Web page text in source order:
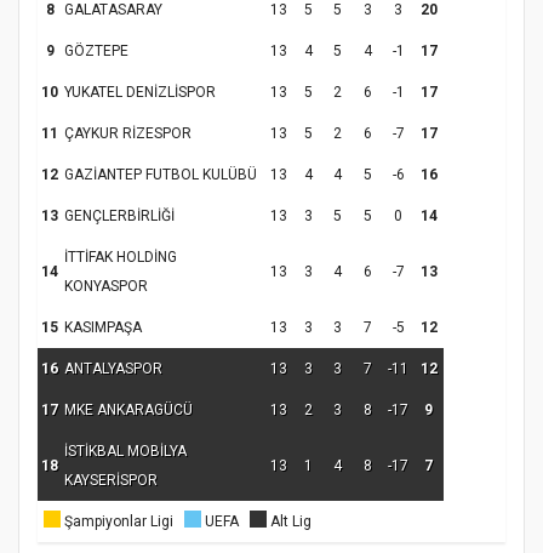
8 GALATASARAY 13 5 5 3 3 20
9 GÖZTEPE 13 4 5 4 -1 17
10 YUKATEL DENİZLİSPOR 13 5 2 6 -1 17
11 ÇAYKUR RİZESPOR 13 5 2 6 -7 17
12 GAZİANTEP FUTBOL KULÜBÜ 13 4 4 5 -6 16
13 GENÇLERBİRLİĞİ 13 3 5 5 0 14
14
İTTİFAK HOLDİNG
KONYASPOR
13 3 4 6 -7 13
15 KASIMPAŞA 13 3 3 7 -5 12
16 ANTALYASPOR 13 3 3 7 -11 12
17 MKE ANKARAGÜCÜ 13 2 3 8 -17 9
18
İSTİKBAL MOBİLYA
KAYSERİSPOR
13 1 4 8 -17 7
Şampiyonlar Ligi UEFA Alt Lig